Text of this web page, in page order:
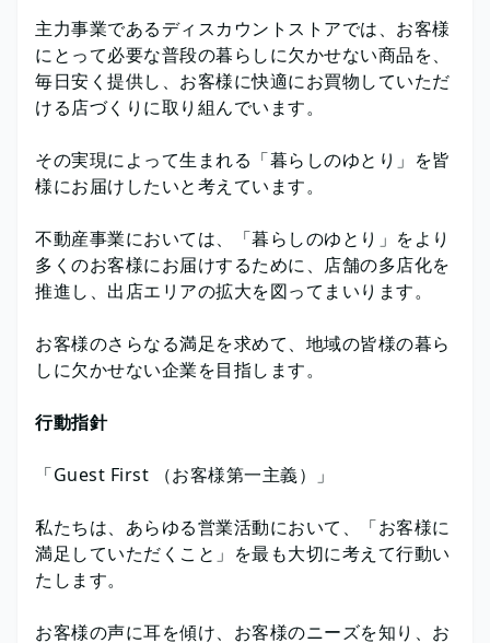
主力事業であるディスカウントストアでは、お客様
にとって必要な普段の暮らしに欠かせない商品を、
毎日安く提供し、お客様に快適にお買物していただ
ける店づくりに取り組んでいます。
その実現によって生まれる「暮らしのゆとり」を皆
様にお届けしたいと考えています。
不動産事業においては、「暮らしのゆとり」をより
多くのお客様にお届けするために、店舗の多店化を
推進し、出店エリアの拡大を図ってまいります。
お客様のさらなる満足を求めて、地域の皆様の暮ら
しに欠かせない企業を目指します。
行動指針
「Guest First （お客様第一主義）」
私たちは、あらゆる営業活動において、「お客様に
満足していただくこと」を最も大切に考えて行動い
たします。
お客様の声に耳を傾け、お客様のニーズを知り、お